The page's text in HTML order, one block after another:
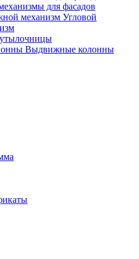
для фасадов
Угловой
Выдвижные колонны